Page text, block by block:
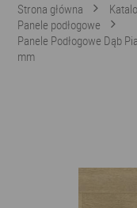
Strona główna
Panele podłogowe
Panele Podłogowe Dąb
mm